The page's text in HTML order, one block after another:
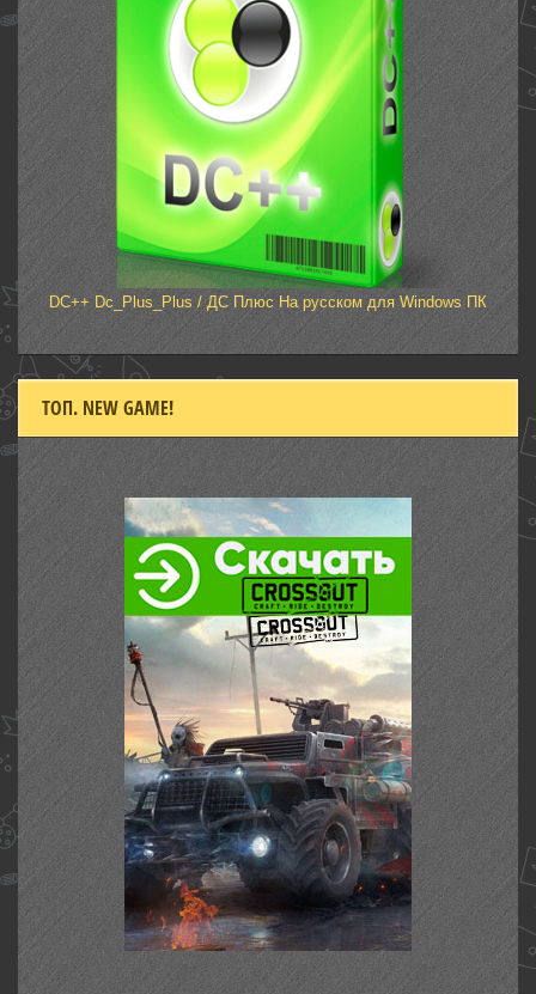
DC++ Dc_Plus_Plus / ДС Плюс На русском для Windows ПК
ТОП. NEW GAME!